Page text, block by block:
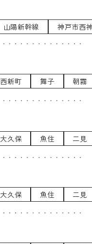
山陽新幹線 神戸市西
西新町 舞子 朝霧
大久保 魚住 二見
大久保 魚住 二見